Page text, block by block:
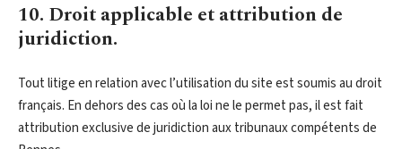
10. Droit applicable et attribution de
juridiction.
Tout litige en relation avec l’utilisation du site est soumis au droit
français. En dehors des cas où la loi ne le permet pas, il est fait
attribution exclusive de juridiction aux tribunaux compétents de